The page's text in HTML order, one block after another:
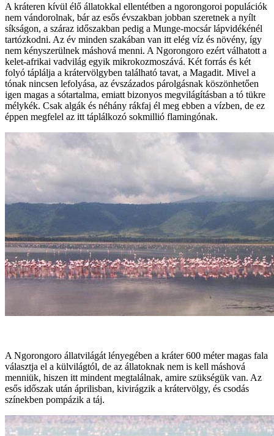
A kráteren kívül élő állatokkal ellentétben a ngorongoroi populációk
nem vándorolnak, bár az esős évszakban jobban szeretnek a nyílt
síkságon, a száraz időszakban pedig a Munge-mocsár lápvidékénél
tartózkodni. Az év minden szakában van itt elég víz és növény, így
nem kényszerülnek máshová menni. A Ngorongoro ezért válhatott a
kelet-afrikai vadvilág egyik mikrokozmoszává. Két forrás és két
folyó táplálja a krátervölgyben található tavat, a Magadit. Mivel a
tónak nincsen lefolyása, az évszázados párolgásnak köszönhetően
igen magas a sótartalma, emiatt bizonyos megvilágításban a tó tükre
mélykék. Csak algák és néhány rákfaj él meg ebben a vízben, de ez
éppen megfelel az itt táplálkozó sokmillió flamingónak.
A Ngorongoro állatvilágát lényegében a kráter 600 méter magas fala
választja el a külvilágtól, de az állatoknak nem is kell máshová
menniük, hiszen itt mindent megtalálnak, amire szükségük van. Az
esős időszak után áprilisban, kivirágzik a krátervölgy, és csodás
színekben pompázik a táj.